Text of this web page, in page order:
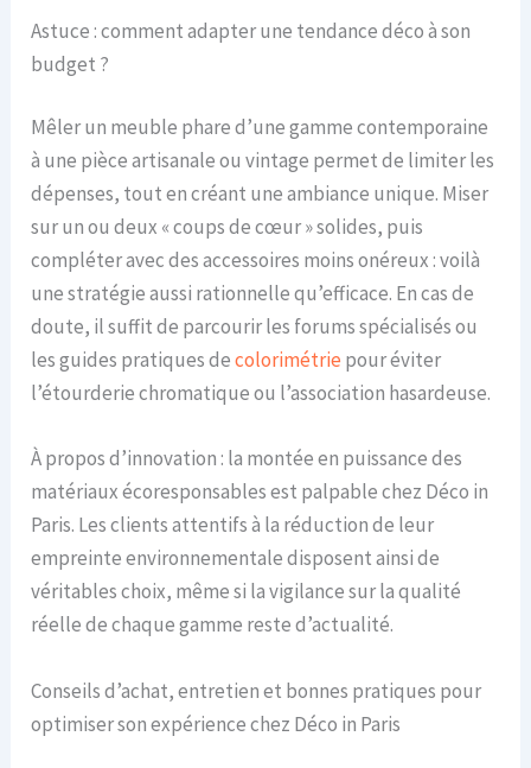
Astuce : comment adapter une tendance déco à son
budget ?
Mêler un meuble phare d’une gamme contemporaine
à une pièce artisanale ou vintage permet de limiter les
dépenses, tout en créant une ambiance unique. Miser
sur un ou deux « coups de cœur » solides, puis
compléter avec des accessoires moins onéreux : voilà
une stratégie aussi rationnelle qu’efficace. En cas de
doute, il suffit de parcourir les forums spécialisés ou
les guides pratiques decolorimétrie pour éviter
l’étourderie chromatique ou l’association hasardeuse.
À propos d’innovation : la montée en puissance des
matériaux écoresponsables est palpable chez Déco in
Paris. Les clients attentifs à la réduction de leur
empreinte environnementale disposent ainsi de
véritables choix, même si la vigilance sur la qualité
réelle de chaque gamme reste d’actualité.
Conseils d’achat, entretien et bonnes pratiques pour
optimiser son expérience chez Déco in Paris